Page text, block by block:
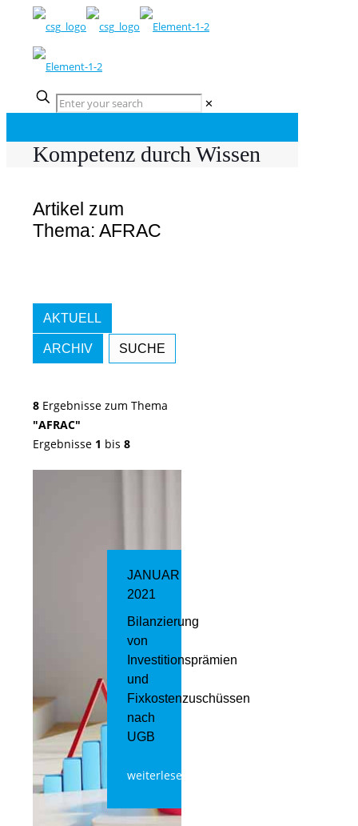
✕
Kompetenz durch Wissen
Artikel zum
Thema: AFRAC
AKTUELL
ARCHIV SUCHE
8 Ergebnisse zum Thema
"AFRAC"
Ergebnisse 1 bis 8
JANUAR
2021
Bilanzierung
von
Investitionsprämien
und
Fixkostenzuschüssen
nach
UGB
weiterlesen